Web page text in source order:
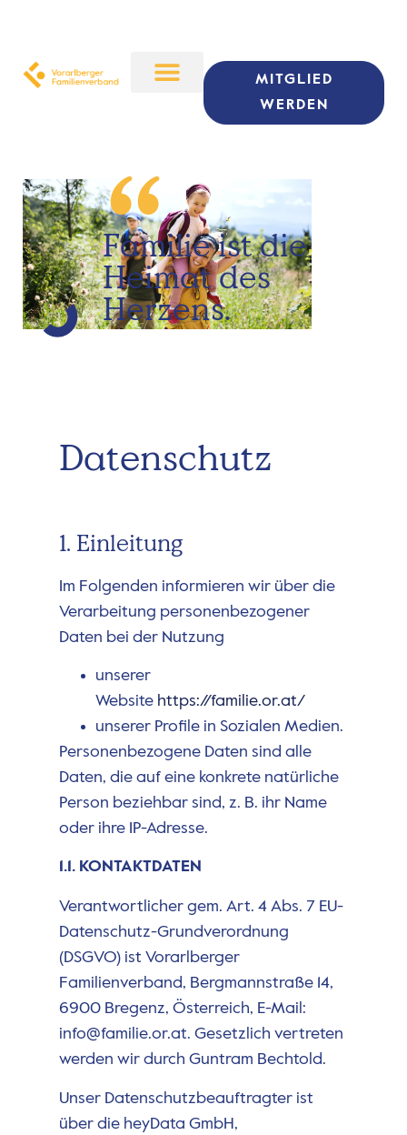
MITGLIED
WERDEN
“
Familie ist die
Heimat des
Herzens.
Datenschutz
1. Einleitung
Im Folgenden informieren wir über die
Verarbeitung personenbezogener
Daten bei der Nutzung
unserer
Website https://familie.or.at/
unserer Profile in Sozialen Medien.
Personenbezogene Daten sind alle
Daten, die auf eine konkrete natürliche
Person beziehbar sind, z. B. ihr Name
oder ihre IP-Adresse.
1.1. KONTAKTDATEN
Verantwortlicher gem. Art. 4 Abs. 7 EU-
Datenschutz-Grundverordnung
(DSGVO) ist Vorarlberger
Familienverband, Bergmannstraße 14,
6900 Bregenz, Österreich, E-Mail:
info@familie.or.at. Gesetzlich vertreten
werden wir durch Guntram Bechtold.
Unser Datenschutzbeauftragter ist
über die heyData GmbH,